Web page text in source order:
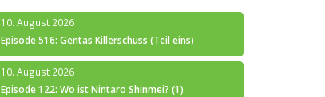
10. August 2026
Episode 516: Gentas Killerschuss (Teil eins)
10. August 2026
Episode 122: Wo ist Nintaro Shinmei? (1)